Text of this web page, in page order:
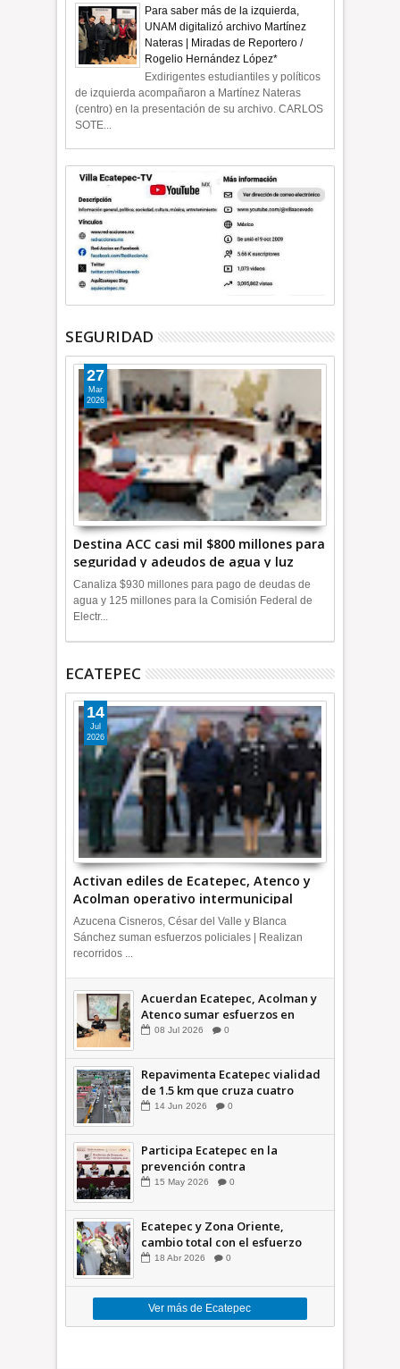
Para saber más de la izquierda,
UNAM digitalizó archivo Martínez
Nateras | Miradas de Reportero /
Rogelio Hernández López*
Exdirigentes estudiantiles y políticos
de izquierda acompañaron a Martínez Nateras
(centro) en la presentación de su archivo. CARLOS
SOTE...
SEGURIDAD
Destina ACC casi mil $800 millones para
seguridad y adeudos de agua y luz
+Video
27
Mar
2026
Canaliza $930 millones para pago de deudas de
agua y 125 millones para la Comisión Federal de
Electr...
ECATEPEC
Activan ediles de Ecatepec, Atenco y
Acolman operativo intermunicipal
14
Jul
2026
Azucena Cisneros, César del Valle y Blanca
Sánchez suman esfuerzos policiales | Realizan
recorridos ...
Acuerdan Ecatepec, Acolman y
Atenco sumar esfuerzos en
seguridad
08 Jul 2026 0
Repavimenta Ecatepec vialidad
de 1.5 km que cruza cuatro
comunidades +Video
14 Jun 2026 0
Participa Ecatepec en la
prevención contra
inundaciones en el Valle de
15 May 2026 0
Ecatepec y Zona Oriente,
cambio total con el esfuerzo
conjunto: Azucena; retiran 21
18 Abr 2026 0
Ver más de Ecatepec